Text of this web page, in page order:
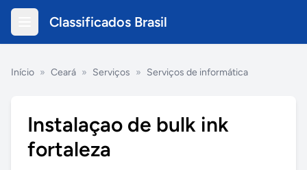
Classificados Brasil
Início » Ceará » Serviços » Serviços de informática
Instalaçao de bulk ink
fortaleza